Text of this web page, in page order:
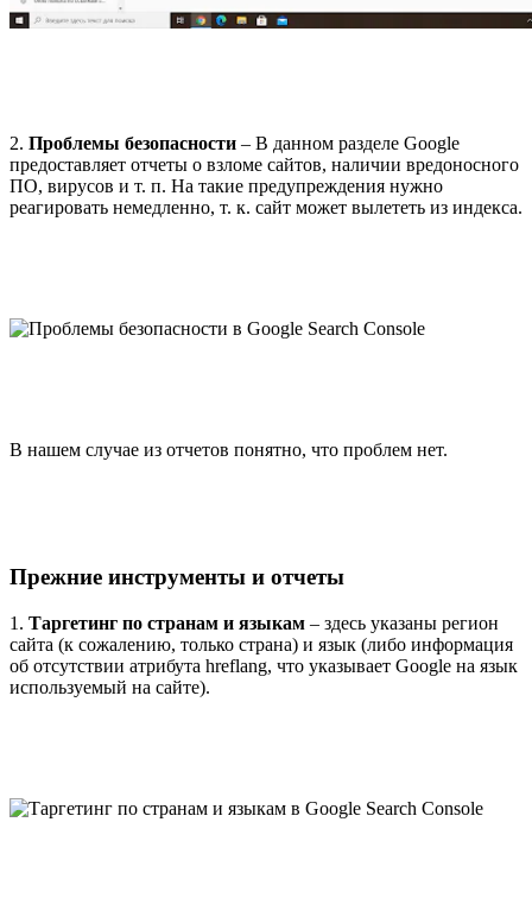
2. Проблемы безопасности – В данном разделе Google
предоставляет отчеты о взломе сайтов, наличии вредоносного
ПО, вирусов и т. п. На такие предупреждения нужно
реагировать немедленно, т. к. сайт может вылететь из индекса.
В нашем случае из отчетов понятно, что проблем нет.
Прежние инструменты и отчеты
1. Таргетинг по странам и языкам – здесь указаны регион
сайта (к сожалению, только страна) и язык (либо информация
об отсутствии атрибута hreflang, что указывает Google на язык
используемый на сайте).